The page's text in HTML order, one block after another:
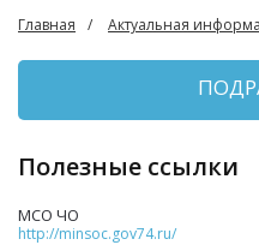
Главная Актуальная
Полезные ссылки
МСО ЧО
http://minsoc.gov74.ru/